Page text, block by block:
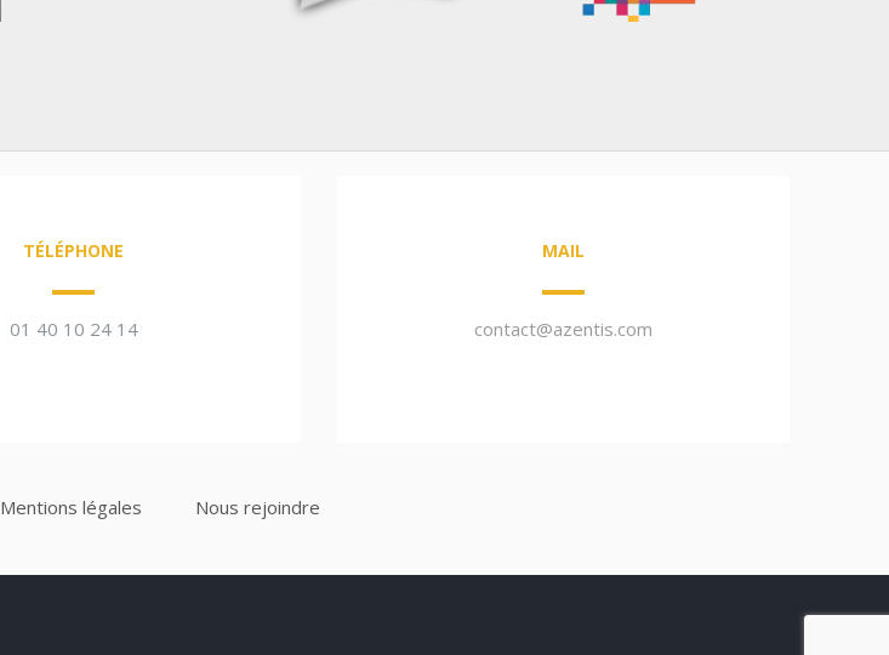
TÉLÉPHONE
01 40 10 24 14
MAIL
contact@azentis.com
Mentions légales Nous rejoindre